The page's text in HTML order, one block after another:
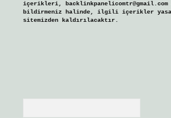
içerikleri, backlinkpanelicomtr@gmail.com
bildirmeniz halinde, ilgili içerikler
sitemizden kaldırılacaktır.